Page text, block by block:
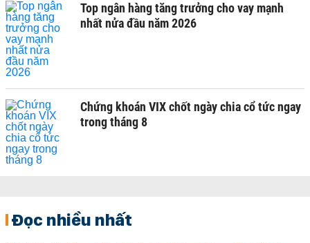
Top ngân hàng tăng trưởng cho vay mạnh
nhất nửa đầu năm 2026
Chứng khoán VIX chốt ngày chia cổ tức ngay
trong tháng 8
Đọc nhiều nhất